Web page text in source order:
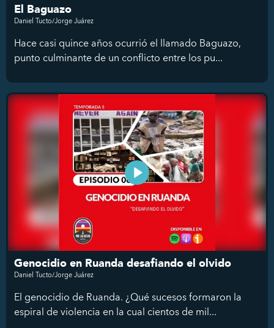
El Baguazo
Daniel Tucto/Jorge Juárez
Hace casi quince años ocurrió el llamado Baguazo,
punto culminante de un conflicto entre los pu...
Genocidio en Ruanda desafiando el olvido
Daniel Tucto/Jorge Juárez
El genocidio de Ruanda. ¿Qué sucesos formaron la
espiral de violencia en la cual cientos de mil...